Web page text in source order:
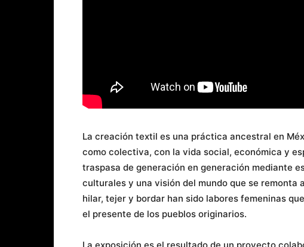
La creación textil es una práctica ancestral en
como colectiva, con la vida social, económica y
traspasa de generación en generación mediante
culturales y una visión del mundo que se remonta
hilar, tejer y bordar han sido labores femeninas
el presente de los pueblos originarios.
La exposición es el resultado de un proyecto